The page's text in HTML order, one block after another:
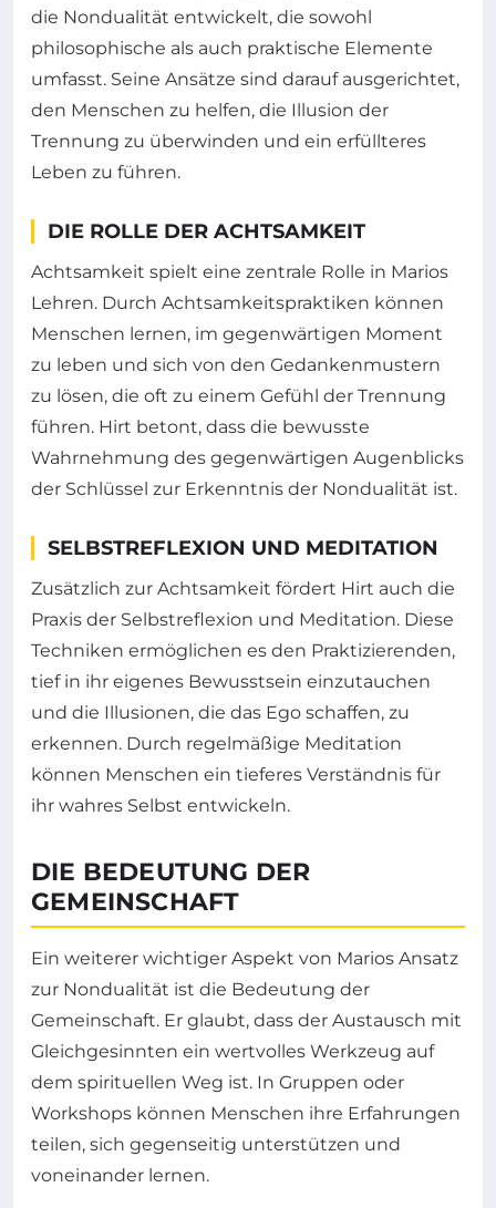
die Nondualität entwickelt, die sowohl
philosophische als auch praktische Elemente
umfasst. Seine Ansätze sind darauf ausgerichtet,
den Menschen zu helfen, die Illusion der
Trennung zu überwinden und ein erfüllteres
Leben zu führen.
DIE ROLLE DER ACHTSAMKEIT
Achtsamkeit spielt eine zentrale Rolle in Marios
Lehren. Durch Achtsamkeitspraktiken können
Menschen lernen, im gegenwärtigen Moment
zu leben und sich von den Gedankenmustern
zu lösen, die oft zu einem Gefühl der Trennung
führen. Hirt betont, dass die bewusste
Wahrnehmung des gegenwärtigen Augenblicks
der Schlüssel zur Erkenntnis der Nondualität ist.
SELBSTREFLEXION UND MEDITATION
Zusätzlich zur Achtsamkeit fördert Hirt auch die
Praxis der Selbstreflexion und Meditation. Diese
Techniken ermöglichen es den Praktizierenden,
tief in ihr eigenes Bewusstsein einzutauchen
und die Illusionen, die das Ego schaffen, zu
erkennen. Durch regelmäßige Meditation
können Menschen ein tieferes Verständnis für
ihr wahres Selbst entwickeln.
DIE BEDEUTUNG DER
GEMEINSCHAFT
Ein weiterer wichtiger Aspekt von Marios Ansatz
zur Nondualität ist die Bedeutung der
Gemeinschaft. Er glaubt, dass der Austausch mit
Gleichgesinnten ein wertvolles Werkzeug auf
dem spirituellen Weg ist. In Gruppen oder
Workshops können Menschen ihre Erfahrungen
teilen, sich gegenseitig unterstützen und
voneinander lernen.